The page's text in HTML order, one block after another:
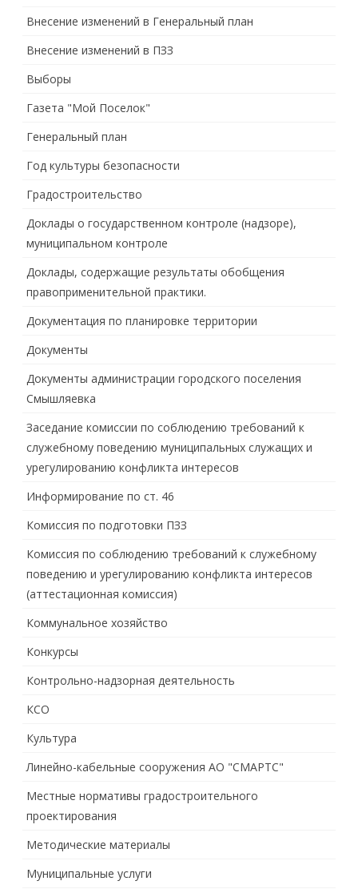
Внесение изменений в Генеральный план
Внесение изменений в ПЗЗ
Выборы
Газета "Мой Поселок"
Генеральный план
Год культуры безопасности
Градостроительство
Доклады о государственном контроле (надзоре),
муниципальном контроле
Доклады, содержащие результаты обобщения
правоприменительной практики.
Документация по планировке территории
Документы
Документы администрации городского поселения
Смышляевка
Заседание комиссии по соблюдению требований к
служебному поведению муниципальных служащих и
урегулированию конфликта интересов
Информирование по ст. 46
Комиссия по подготовки ПЗЗ
Комиссия по соблюдению требований к служебному
поведению и урегулированию конфликта интересов
(аттестационная комиссия)
Коммунальное хозяйство
Конкурсы
Контрольно-надзорная деятельность
КСО
Культура
Линейно-кабельные сооружения АО "СМАРТС"
Местные нормативы градостроительного
проектирования
Методические материалы
Муниципальные услуги